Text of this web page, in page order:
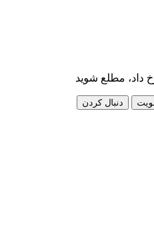
داد، مطلع شوید
دنبال کردن